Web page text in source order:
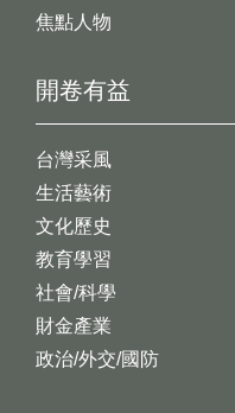
開卷有益
台灣采風
生活藝術
文化歷史
教育學習
社會/科學
財金產業
政治/外交/國防
焦點人物